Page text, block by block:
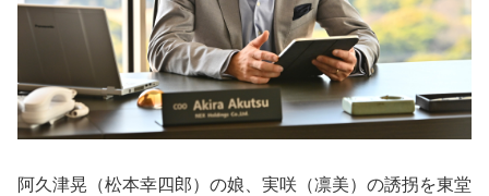
阿久津晃（松本幸四郎）の娘、実咲（凛美）の誘拐を東堂